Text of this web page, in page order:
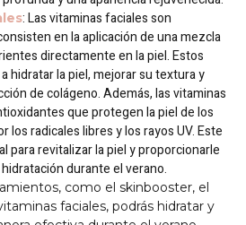
: Las vitaminas faciales son
en la aplicación de una mezcla
directamente en la piel. Estos
hidratar la piel, mejorar su textura y
de colágeno. Además, las vitaminas
que protegen la piel de los
los radicales libres y los rayos UV. Este
para revitalizar la piel y proporcionarle
durante el verano.
como el skinbooster, el
faciales, podrás hidratar y